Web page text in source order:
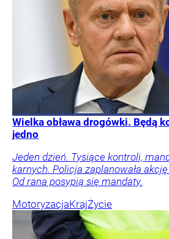
Wielka obława drogówki. Będą
jedno
Jeden dzień. Tysiące kontroli,
karnych. Policja zaplanowała
Od rana posypią się mandaty.
MotoryzacjaKrajŻycie